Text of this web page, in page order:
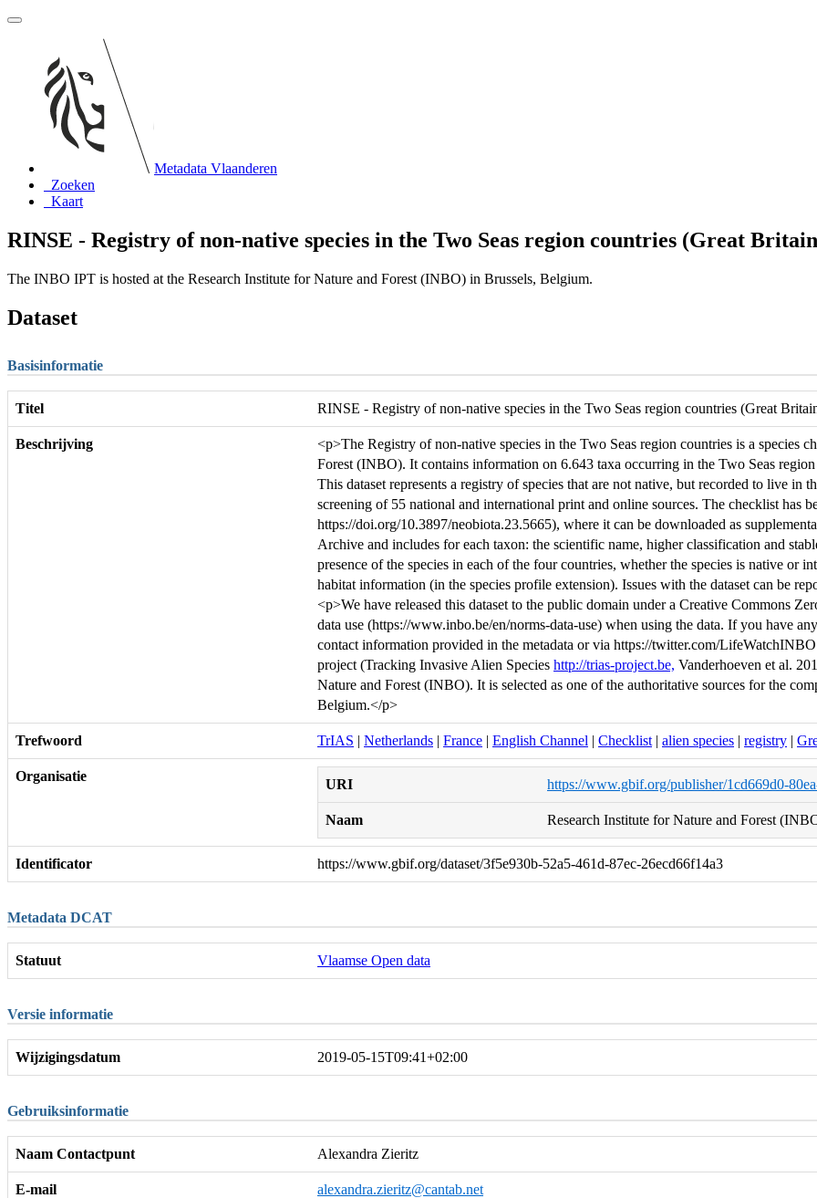
Metadata Vlaanderen
Zoeken
Kaart
RINSE - Registry of non-native species in the Two Seas region countries (Great
The INBO IPT is hosted at the Research Institute for Nature and Forest (INBO) in Brussels, Belgium.
Dataset
Basisinformatie
Titel RINSE - Registry of non-native species in the Two Seas region countries (Great
Beschrijving
<p>The Registry of non-native species in the Two Seas region countries is a species
Forest (INBO). It contains information on 6.643 taxa occurring in the Two Seas
This dataset represents a registry of species that are not native, but recorded to live
screening of 55 national and international print and online sources. The checklist has
https://doi.org/10.3897/neobiota.23.5665), where it can be downloaded as
Archive and includes for each taxon: the scientific name, higher classification and
presence of the species in each of the four countries, whether the species is native or
habitat information (in the species profile extension). Issues with the dataset can be
<p>We have released this dataset to the public domain under a Creative Commons
data use (https://www.inbo.be/en/norms-data-use) when using the data. If you have
contact information provided in the metadata or via https://twitter.com/
project (Tracking Invasive Alien Species http://trias-project.be, Vanderhoeven et al.
Nature and Forest (INBO). It is selected as one of the authoritative sources for the
Belgium.</p>
Trefwoord TrIAS | Netherlands | France | English Channel | Checklist | alien species | registry |
Organisatie
URI https://www.gbif.org/publisher/1cd669d0-
Naam Research Institute for Nature and Forest
Identificator https://www.gbif.org/dataset/3f5e930b-52a5-461d-87ec-26ecd66f14a3
Metadata DCAT
Statuut Vlaamse Open data
Versie informatie
Wijzigingsdatum 2019-05-15T09:41+02:00
Gebruiksinformatie
Naam Contactpunt Alexandra Zieritz
E-mail alexandra.zieritz@cantab.net